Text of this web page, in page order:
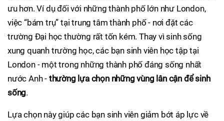
ưu hơn. Ví dụ đối với những thành phố lớn như London,
việc “bám trụ” tại trung tâm thành phố - nơi đặt các
trường Đại học thường rất tốn kém. Thay vì sinh sống
xung quanh trường học, các bạn sinh viên học tập tại
London - một trong những thành phố đáng sống nhất
nước Anh - thường lựa chọn những vùng lân cận để sinh
sống.
Lựa chọn này giúp các bạn sinh viên giảm bớt áp lực về